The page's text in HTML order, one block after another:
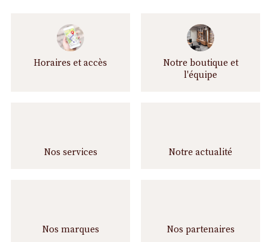
Horaires et accès
Notre boutique et
l'équipe
Nos services Notre actualité
Nos marques Nos partenaires